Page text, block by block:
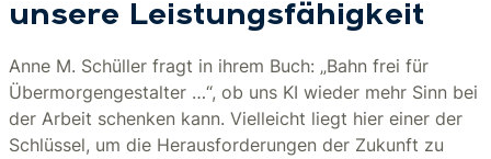
unsere Leistungsfähigkeit
Anne M. Schüller fragt in ihrem Buch: „Bahn frei für
Übermorgengestalter …“, ob uns KI wieder mehr Sinn bei
der Arbeit schenken kann. Vielleicht liegt hier einer der
Schlüssel, um die Herausforderungen der Zukunft zu